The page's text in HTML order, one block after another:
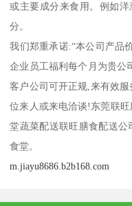
或主要成分来食用。例如
分。
我们郑重承诺:“本公司产品
企业员工福利每个月为贵公
客户公司可开正规,来有效
位来人或来电洽谈!东莞联
堂蔬菜配送联旺膳食配送
食堂。
m.jiayu8686.b2b168.com